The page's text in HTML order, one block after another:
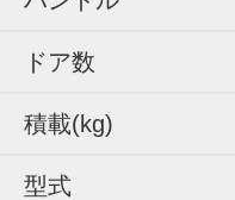
ドア数
積載(kg)
型式